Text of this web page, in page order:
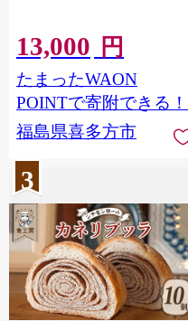
13,000 円
たまったWAON
POINTで寄附できる！
福島県喜多方市
3